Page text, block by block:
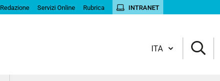
Redazione Servizi Online Rubrica INTRANET
Cambia lingua